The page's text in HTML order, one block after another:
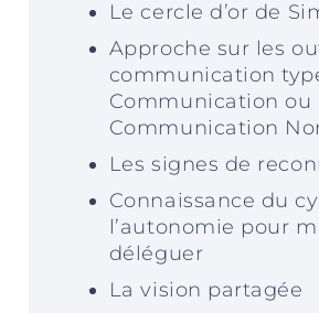
Le cercle d’or de
Approche sur les
communication
Communication ou
Communication
Les signes de
Connaissance du
l’autonomie pour
déléguer
La vision partagée